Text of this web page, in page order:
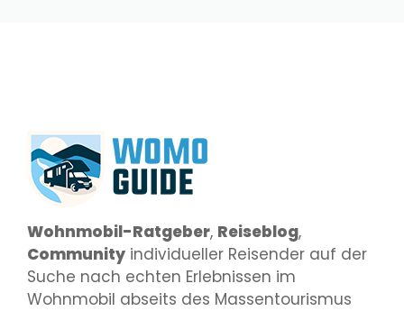
Wohnmobil-Ratgeber, Reiseblog,
Community individueller Reisender auf der
Suche nach echten Erlebnissen im
Wohnmobil abseits des Massentourismus